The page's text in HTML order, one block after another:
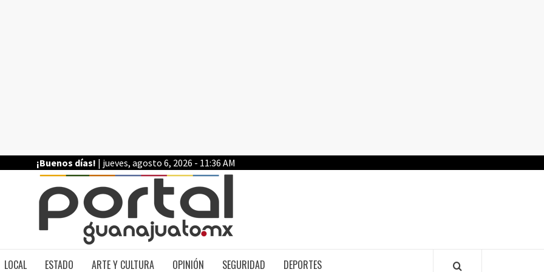
¡Buenos días! | jueves, agosto 6, 2026 - 11:36 AM
LOCAL ESTADO ARTE Y CULTURA OPINIÓN SEGURIDAD DEPORTES